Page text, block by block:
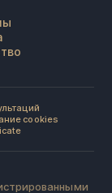
cookies